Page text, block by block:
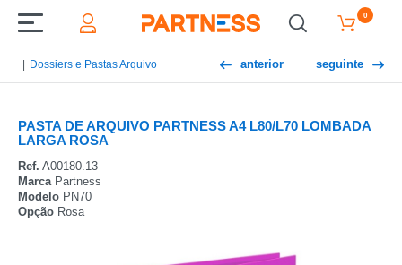
0
Dossiers e Pastas Arquivo anterior seguinte
PASTA DE ARQUIVO PARTNESS A4 L80/L70 LOMBADA
LARGA ROSA
Ref. A00180.13
MarcaPartness
Modelo PN70
Opção Rosa